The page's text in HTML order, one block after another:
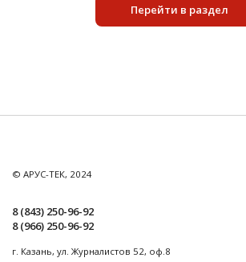
Перейти в раздел
© АРУС-ТЕК, 2024
8 (843) 250-96-92
8 (966) 250-96-92
г. Казань, ул. Журналистов 52, оф.8